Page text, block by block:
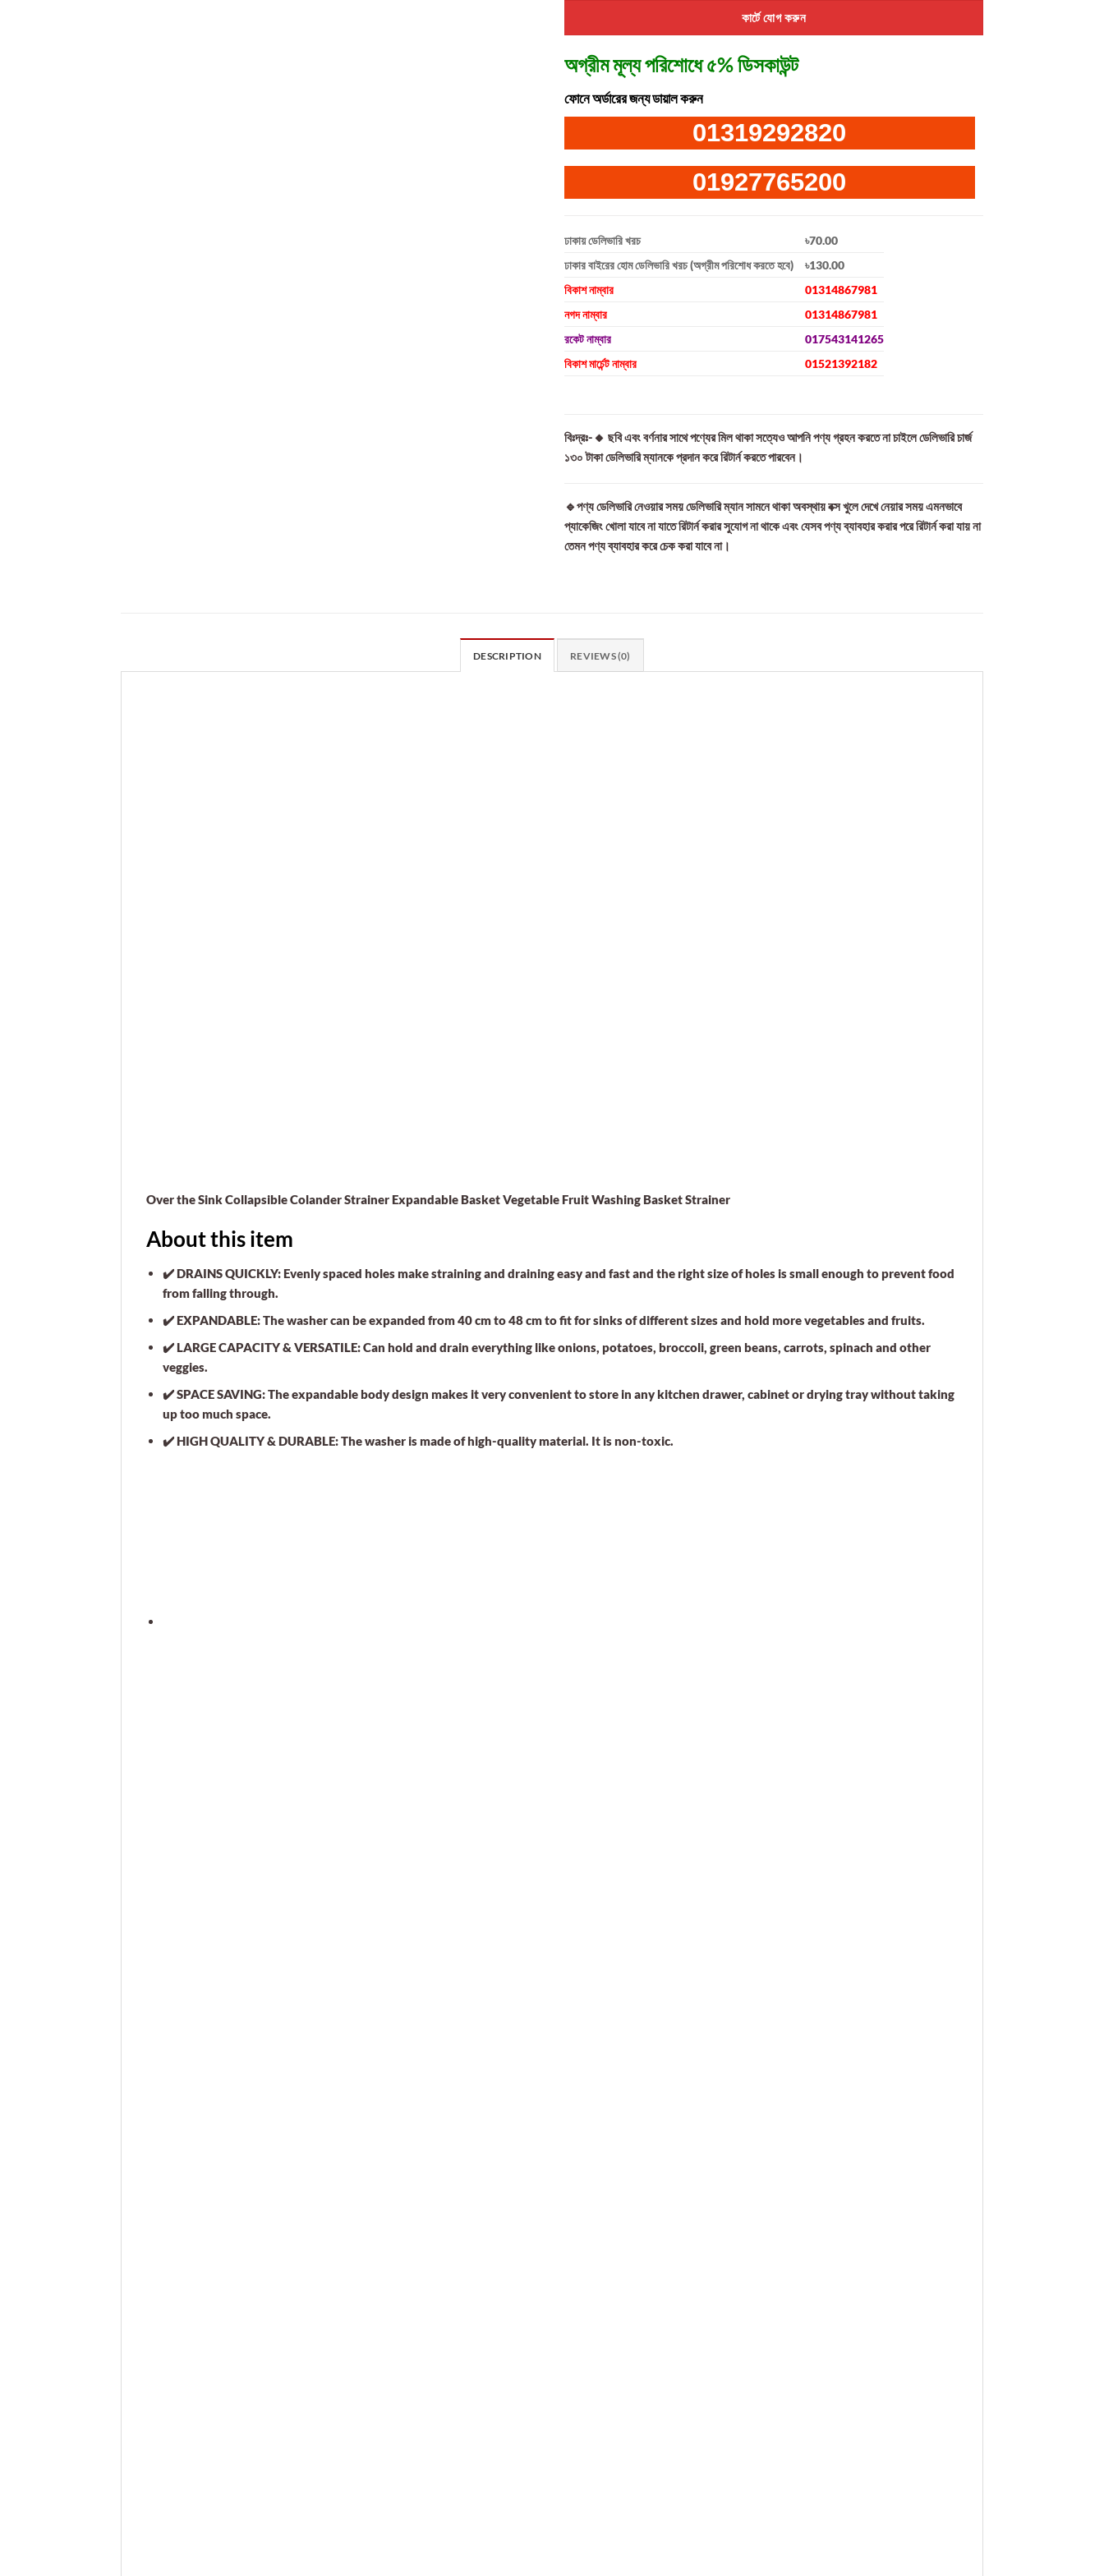
কার্টে যোগ করুন
অগ্রীম মূল্য পরিশোধে ৫% ডিসকাউন্ট
ফোনে অর্ডারের জন্য ডায়াল করুন
01319292820
01927765200
ঢাকায় ডেলিভারি খরচ
৳70.00
ঢাকার বাইরের হোম ডেলিভারি খরচ (অগ্রীম পরিশোধ করতে হবে)
৳130.00
বিকাশ নাম্বার
01314867981
নগদ নাম্বার
01314867981
রকেট নাম্বার
017543141265
বিকাশ মার্চেন্ট নাম্বার
01521392182
বিঃদ্রঃ-🔸 ছবি এবং বর্ণনার সাথে পণ্যের মিল থাকা সত্যেও আপনি পণ্য গ্রহন করতে না চাইলে ডেলিভারি চার্জ
১৩০ টাকা ডেলিভারি ম্যানকে প্রদান করে রিটার্ন করতে পারবেন।
🔹পণ্য ডেলিভারি নেওয়ার সময় ডেলিভারি ম্যান সামনে থাকা অবস্থায় বক্স খুলে দেখে নেয়ার সময় এমনভাবে
প্যাকেজিং খোলা যাবে না যাতে রিটার্ন করার সুযোগ না থাকে এবং যেসব পণ্য ব্যাবহার করার পরে রিটার্ন করা যায় না
তেমন পণ্য ব্যাবহার করে চেক করা যাবে না।
DESCRIPTION REVIEWS (0)
Over the Sink Collapsible Colander Strainer Expandable Basket Vegetable Fruit Washing Basket Strainer
About this item
✔️ DRAINS QUICKLY: Evenly spaced holes make straining and draining easy and fast and the right size of holes is small enough to prevent food
from falling through.
✔️ EXPANDABLE: The washer can be expanded from 40 cm to 48 cm to fit for sinks of different sizes and hold more vegetables and fruits.
✔️ LARGE CAPACITY & VERSATILE: Can hold and drain everything like onions, potatoes, broccoli, green beans, carrots, spinach and other
veggies.
✔️ SPACE SAVING: The expandable body design makes it very convenient to store in any kitchen drawer, cabinet or drying tray without taking
up too much space.
✔️ HIGH QUALITY & DURABLE: The washer is made of high-quality material. It is non-toxic.